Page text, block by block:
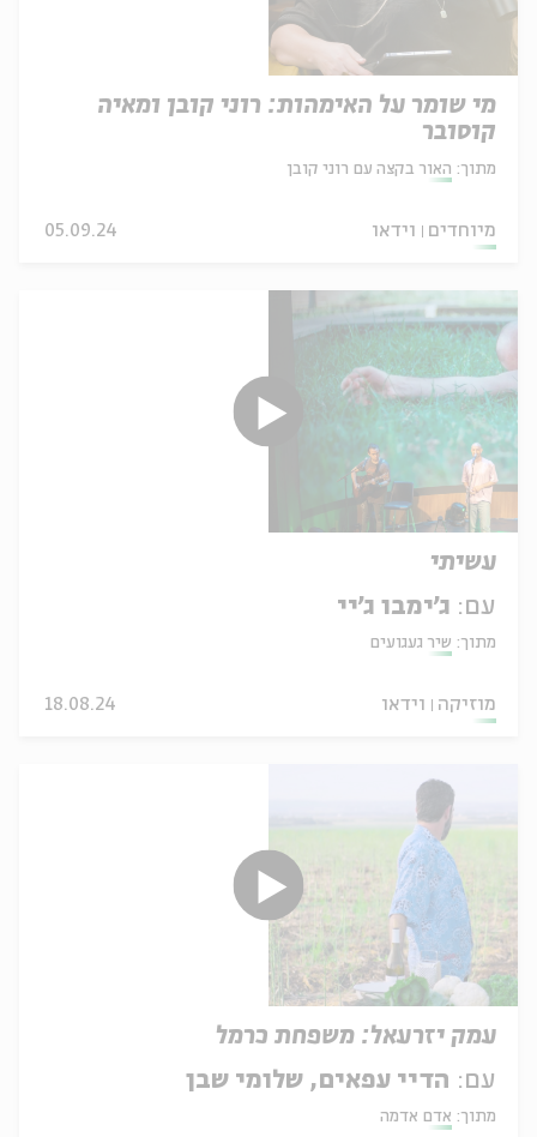
מי שומר על האימהות: רוני קובן ומאיה
קוסובר
מתוך: האור בקצה עם רוני קובן
מיוחדים וידאו 05.09.24
עשיתי
עם: ג'ימבו ג'יי
מתוך: שיר געגועים
מוזיקה וידאו 18.08.24
עמק יזרעאל: משפחת כרמל
עם: הדיי עפאים, שלומי שבן
מתוך: אדם אדמה